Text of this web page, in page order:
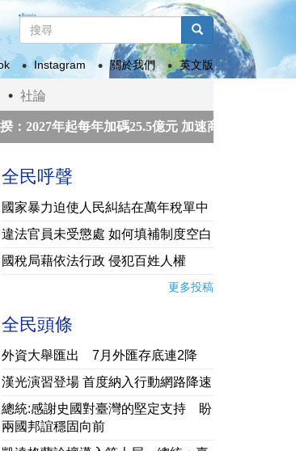
搜
尋
表
單
搜尋
Instagram 關於我們 英文版
社論
年起每年加碼25.5億元 加速商圈、市場轉型升級
全民呼聲
國家暴力迫使人民糾結在萬年稅單中
違法官員未受懲處 如何填補制度空白
國稅局藉依法行政 侵犯百姓人權
更多投稿
全民頭條
外資大舉匯出 7月外匯存底連2降
漢光演習登場 首度納入行動網路降速
總統:感謝史國對臺灣的堅定支持 盼
兩國邦誼穩固向前